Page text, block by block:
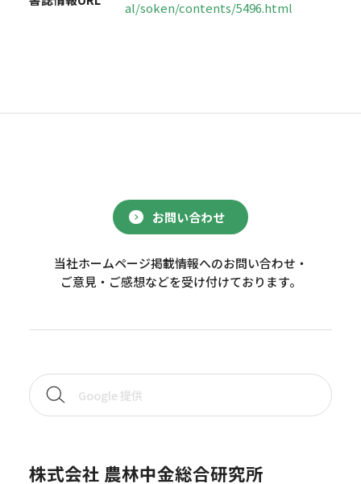
al/soken/contents/5496.html
お問い合わせ
当社ホームページ掲載情報へのお問い合わせ・
ご意見・ご感想などを受け付けております。
株式会社 農林中金総合研究所